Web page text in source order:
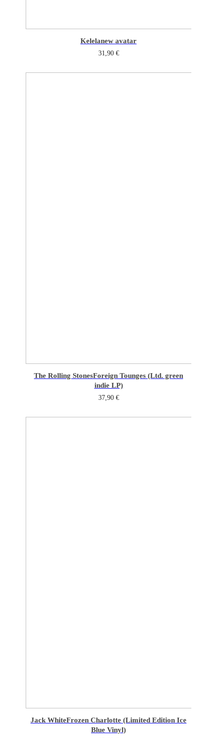
Kelelanew avatar
31,90 €
The Rolling StonesForeign Tounges (Ltd. green
indie LP)
37,90 €
Jack WhiteFrozen Charlotte (Limited Edition Ice
Blue Vinyl)